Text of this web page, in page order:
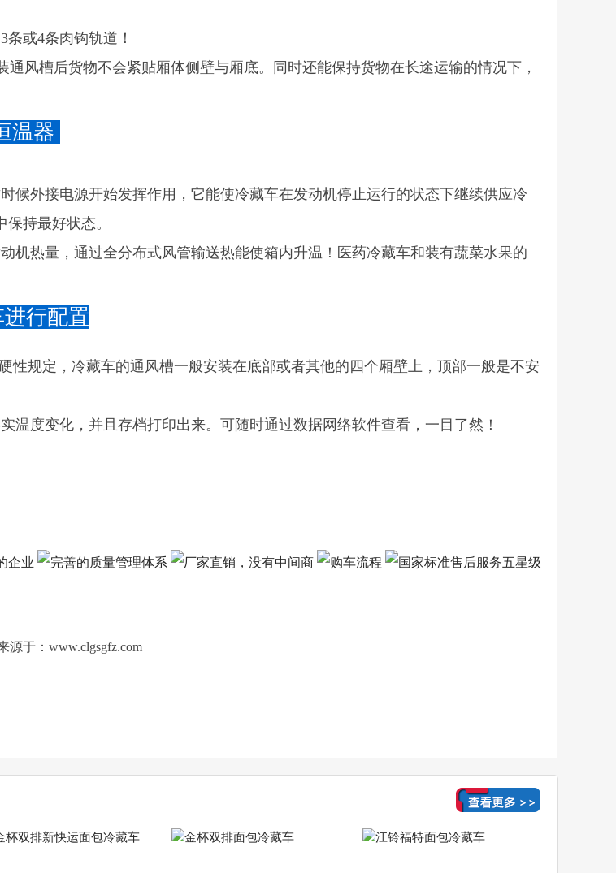
或4条肉钩轨道！
风槽后货物不会紧贴厢体侧壁与厢底。同时还能保持货物在长途运输的情况下，
温器
候外接电源开始发挥作用，它能使冷藏车在发动机停止运行的状态下继续供应冷
持最好状态。
机热量，通过全分布式风管输送热能使箱内升温！医药冷藏车和装有蔬菜水果的
行配置
性规定，冷藏车的通风槽一般安装在底部或者其他的四个厢壁上，顶部一般是不安
温度变化，并且存档打印出来。可随时通过数据网络软件查看，一目了然！
源于：www.clgsgfz.com